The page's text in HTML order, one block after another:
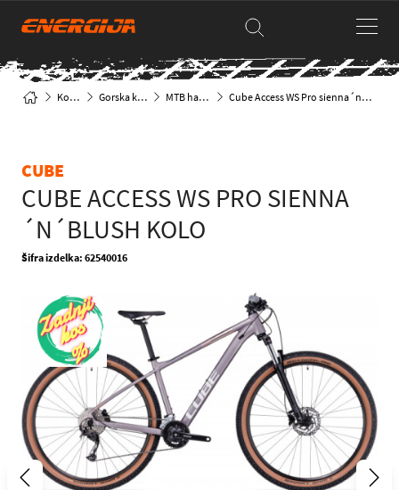
Kolesa Gorska kolesa MTB hardtail Cube Access WS Pro sienna´n´blush kolo
CUBE
CUBE ACCESS WS PRO SIENNA
´N´BLUSH KOLO
Šifra izdelka: 62540016